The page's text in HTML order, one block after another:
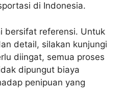
di Indonesia.
bersifat referensi. Untuk
detail, silakan kunjungi
diingat, semua proses
dipungut biaya
penipuan yang